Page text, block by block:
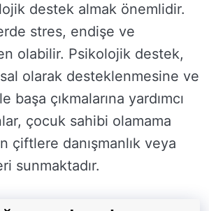
destek almak önemlidir.
stres, endişe ve
olabilir. Psikolojik destek,
olarak desteklenmesine ve
başa çıkmalarına yardımcı
çocuk sahibi olamama
çiftlere danışmanlık veya
sunmaktadır.